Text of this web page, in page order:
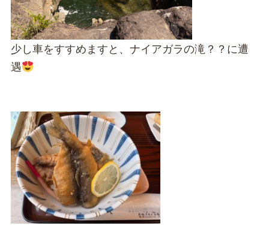
少し車をすすめますと、ナイアガラの滝？？に遭
遇